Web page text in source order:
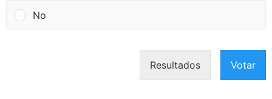
No
Resultados Votar